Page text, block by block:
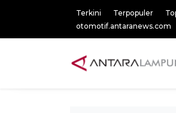
Terkini Terpopuler
otomotif.antaranews.com